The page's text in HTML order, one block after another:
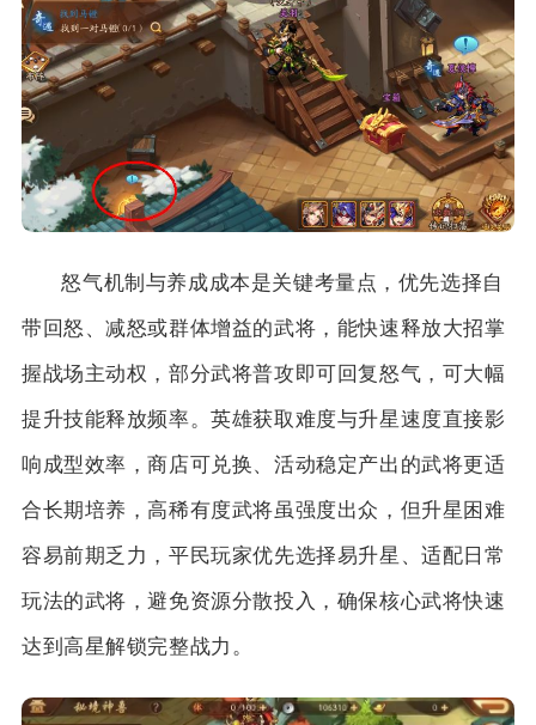
怒气机制与养成成本是关键考量点，优先选择自
带回怒、减怒或群体增益的武将，能快速释放大招掌
握战场主动权，部分武将普攻即可回复怒气，可大幅
提升技能释放频率。英雄获取难度与升星速度直接影
响成型效率，商店可兑换、活动稳定产出的武将更适
合长期培养，高稀有度武将虽强度出众，但升星困难
容易前期乏力，平民玩家优先选择易升星、适配日常
玩法的武将，避免资源分散投入，确保核心武将快速
达到高星解锁完整战力。